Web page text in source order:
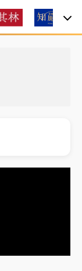
冒險島 邀社
戒區 違規戲